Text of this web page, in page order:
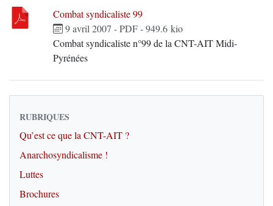
Combat syndicaliste 99
9 avril 2007 -PDF-949.6 kio
Combat syndicaliste n°99 de la CNT-AIT Midi-
Pyrénées
RUBRIQUES
Qu’est ce que la CNT-AIT ?
Anarchosyndicalisme !
Luttes
Brochures